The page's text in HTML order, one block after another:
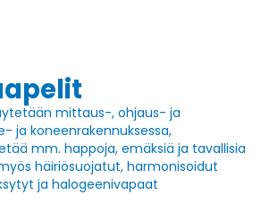
mittaus-, ohjaus- ja
ja koneenrakennuksessa,
mm. happoja, emäksiä ja tavallisia
häiriösuojatut, harmonisoidut
ja halogeenivapaat